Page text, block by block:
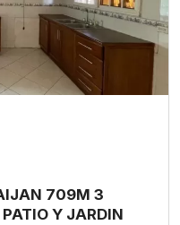
709M 3
Y JARDIN